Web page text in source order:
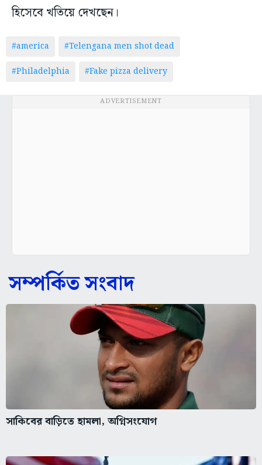
হিসেবে খতিয়ে দেখছেন।
#america
#Telengana men shot dead
#Philadelphia
#Fake pizza delivery
ADVERTISEMENT
সম্পর্কিত সংবাদ
সাকিবের বাড়িতে হামলা, অগ্নিসংযোগ